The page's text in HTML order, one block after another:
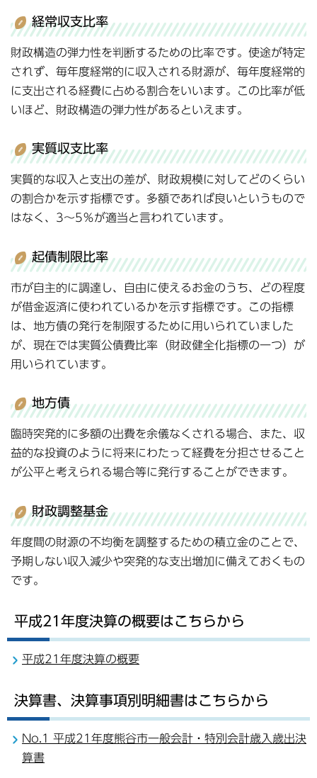
経常収支比率
財政構造の弾力性を判断するための比率です。使途が特定
されず、毎年度経常的に収入される財源が、毎年度経常的
に支出される経費に占める割合をいいます。この比率が低
いほど、財政構造の弾力性があるといえます。
実質収支比率
実質的な収入と支出の差が、財政規模に対してどのくらい
の割合かを示す指標です。多額であれば良いというもので
はなく、3～5％が適当と言われています。
起債制限比率
市が自主的に調達し、自由に使えるお金のうち、どの程度
が借金返済に使われているかを示す指標です。この指標
は、地方債の発行を制限するために用いられていました
が、現在では実質公債費比率（財政健全化指標の一つ）が
用いられています。
地方債
臨時突発的に多額の出費を余儀なくされる場合、また、収
益的な投資のように将来にわたって経費を分担させること
が公平と考えられる場合等に発行することができます。
財政調整基金
年度間の財源の不均衡を調整するための積立金のことで、
予期しない収入減少や突発的な支出増加に備えておくもの
です。
平成21年度決算の概要はこちらから
平成21年度決算の概要
決算書、決算事項別明細書はこちらから
No.1 平成21年度熊谷市一般会計・特別会計歳入歳出決
算書